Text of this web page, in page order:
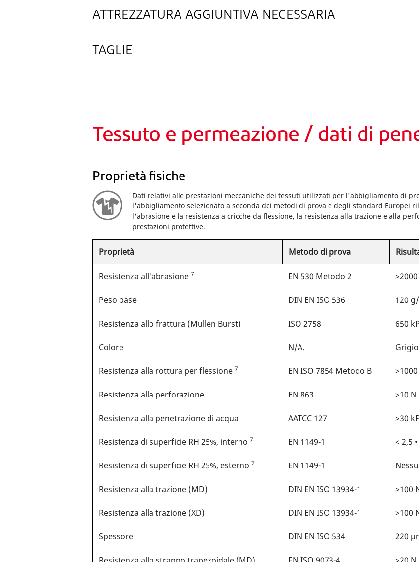
ATTREZZATURA AGGIUNTIVA NECESSARIA
TAGLIE
Tessuto e permeazione / dati di
Proprietà fisiche
Dati relativi alle prestazioni meccaniche dei tessuti utilizzati per l'abbigliamento di
l'abbigliamento selezionato a seconda dei metodi di prova e degli standard Europei
l'abrasione e la resistenza a cricche da flessione, la resistenza alla trazione e alla
prestazioni protettive.
Proprietà Metodo di prova
Resistenza all'abrasione 7 EN 530 Metodo 2
Peso base DIN EN ISO 536 120
Resistenza allo frattura (Mullen Burst) ISO 2758 650
Colore N/A. Grigio
Resistenza alla rottura per flessione 7 EN ISO 7854 Metodo B
Resistenza alla perforazione EN 863 >10 N
Resistenza alla penetrazione di acqua AATCC 127 >30
Resistenza di superficie RH 25%, interno 7 EN 1149-1 < 2,5
Resistenza di superficie RH 25%, esterno 7 EN 1149-1
Resistenza alla trazione (MD) DIN EN ISO 13934-1 >100
Resistenza alla trazione (XD) DIN EN ISO 13934-1 >100
Spessore DIN EN ISO 534 220